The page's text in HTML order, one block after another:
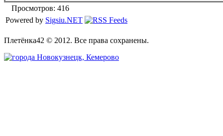
Просмотров: 416
Powered by Sigsiu.NET
Плетёнка42 © 2012. Все права сохранены.